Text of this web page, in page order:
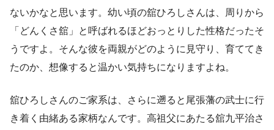
ないかなと思います。幼い頃の舘ひろしさんは、周りから
「どんくさ舘」と呼ばれるほどおっとりした性格だったそ
うですよ。そんな彼を両親がどのように見守り、育ててき
たのか、想像すると温かい気持ちになりますよね。
舘ひろしさんのご家系は、さらに遡ると尾張藩の武士に行
き着く由緒ある家柄なんです。高祖父にあたる舘九平治さ